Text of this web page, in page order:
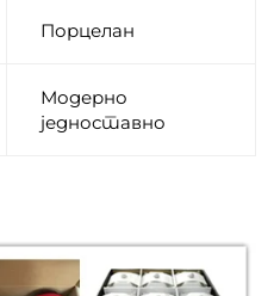
Порцелан
Модерно
једноставно